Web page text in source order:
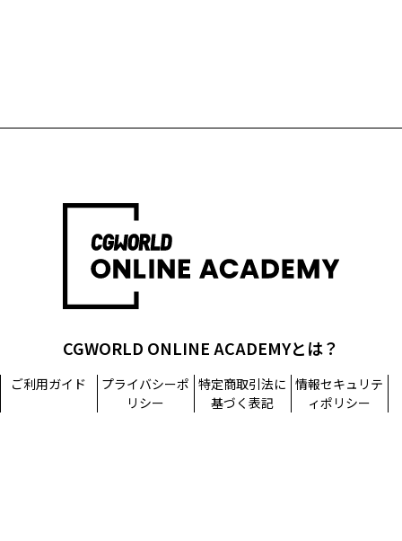
CGWORLD ONLINE ACADEMYとは？
ご利用ガイド
プライバシーポ
リシー
特定商取引法に
基づく表記
情報セキュリテ
ィポリシー